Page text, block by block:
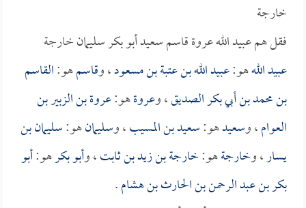
خارجة
فقل هم عبيد الله عروة قاسم سعيد أبو بكر سليمان خارجة
عبيد اللههو:عبيد الله بن عتبة بن مسعود، وقاسمهو:القاسم
بن محمد بن أبي بكر الصديق، وعروةهو:عروة بن الزبير بن
العوام، وسعيدهو:سعيد بن المسيب، وسليمانهو:سليمان بن
يسار، وخارجةهو:خارجة بن زيد بن ثابت، وأبو بكرهو:أبو
بكر بن عبد الرحمن بن الحارث بن هشام.